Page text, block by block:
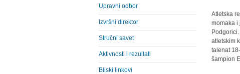
Atletska
momaka i
atletskim
talenat
šampion
Upravni odbor
Izvršni direktor
Stručni savet
Aktivnosti i rezultati
Bliski linkovi